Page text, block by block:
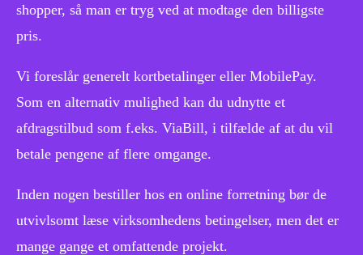
shopper, så man er tryg ved at modtage den billigste
pris.
Vi foreslår generelt kortbetalinger eller MobilePay.
Som en alternativ mulighed kan du udnytte et
afdragstilbud som f.eks. ViaBill, i tilfælde af at du vil
betale pengene af flere omgange.
Inden nogen bestiller hos en online forretning bør de
utvivlsomt læse virksomhedens betingelser, men det er
mange gange et omfattende projekt.